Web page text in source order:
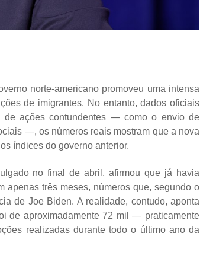
norte-americano promoveu uma intensa
de imigrantes. No entanto, dados oficiais
de ações contundentes — como o envio de
—, os números reais mostram que a nova
índices do governo anterior.
no final de abril, afirmou que já havia
três meses, números que, segundo o
de Joe Biden. A realidade, contudo, aponta
de aproximadamente 72 mil — praticamente
realizadas durante todo o último ano da